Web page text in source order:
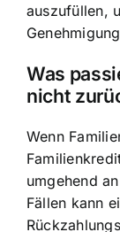
auszufüllen,
Was
nicht
Wenn
umgehend
Fällen kann